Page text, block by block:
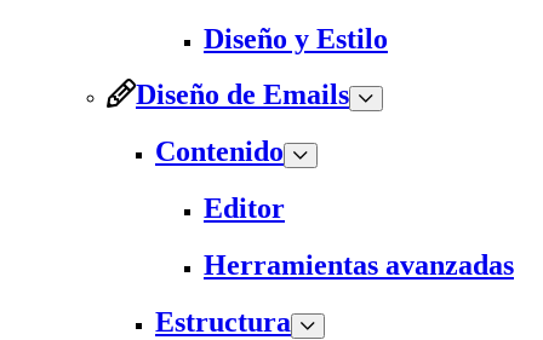
Diseño y Estilo
Diseño de Emails
Contenido
Editor
Herramientas avanzadas
Estructura